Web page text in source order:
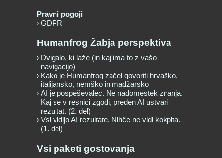
Pravni pogoji
GDPR
Humanfrog Žabja perspektiva
Dvigalo, ki laže (in kaj ima to z vašo
navigacijo)
Kako je Humanfrog začel govoriti hrvaško,
italijansko, nemško in madžarsko
AI je pospeševalec. Ne nadomestek znanja.
Kaj se v resnici zgodi, preden AI ustvari
rezultat. (2. del)
Vsi vidijo AI rezultate. Nihče ne vidi kokpita.
(1. del)
Vsi paketi gostovanja